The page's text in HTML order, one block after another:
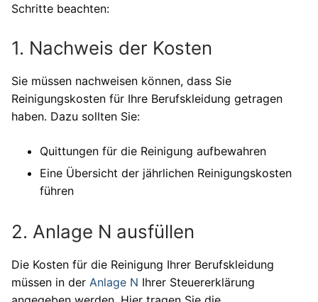
Schritte beachten:
1. Nachweis der Kosten
Sie müssen nachweisen können, dass Sie
Reinigungskosten für Ihre Berufskleidung getragen
haben. Dazu sollten Sie:
Quittungen für die Reinigung aufbewahren
Eine Übersicht der jährlichen Reinigungskosten
führen
2. Anlage N ausfüllen
Die Kosten für die Reinigung Ihrer Berufskleidung
müssen in der Anlage N Ihrer Steuererklärung